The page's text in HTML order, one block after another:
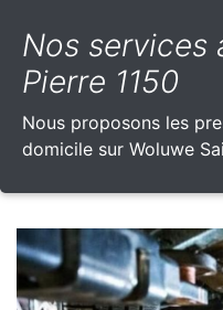
Nos services
Pierre 1150
Nous proposons les
domicile sur Woluwe